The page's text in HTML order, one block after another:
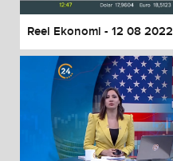
Reel Ekonomi - 12 08 2022